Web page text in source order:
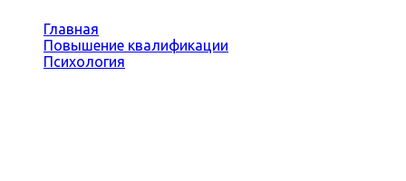
Главная
Повышение квалификации
Психология